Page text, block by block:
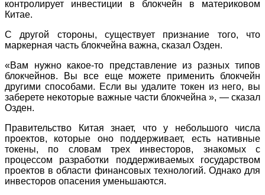
контролирует инвестиции в блокчейн в материковом
Китае.
С другой стороны, существует признание того, что
маркерная часть блокчейна важна, сказал Озден.
«Вам нужно какое-то представление из разных типов
блокчейнов. Вы все еще можете применить блокчейн
другими способами. Если вы удалите токен из него, вы
заберете некоторые важные части блокчейна », — сказал
Озден.
Правительство Китая знает, что у небольшого числа
проектов, которые оно поддерживает, есть нативные
токены, по словам трех инвесторов, знакомых с
процессом разработки поддерживаемых государством
проектов в области финансовых технологий. Однако для
инвесторов опасения уменьшаются.